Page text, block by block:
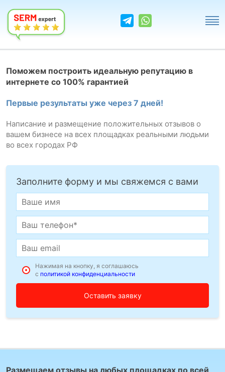
Поможем построить идеальную репутацию в
интернете со 100% гарантией
Первые результаты уже через 7 дней!
Написание и размещение положительных отзывов о
вашем бизнесе на всех площадках реальными людьми
во всех городах РФ
Заполните форму и мы свяжемся с вами
Нажимая на кнопку, я соглашаюсь
с политикой конфиденциальности
Размещаем отзывы на любых площадках по всей